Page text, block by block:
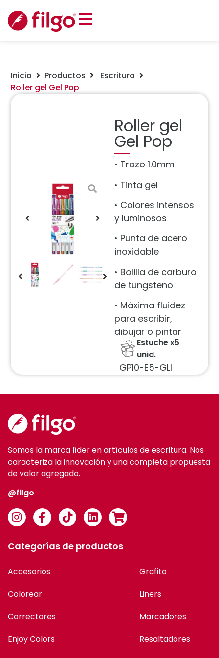
Inicio Productos
Escritura
Roller gel Gel Pop
Roller gel
Gel Pop
• Trazo 1.0mm
• Tinta gel
• Colores intensos
y luminosos
• Punta de acero
inoxidable
• Bolilla de carburo
de tungsteno
• Máxima fluidez
para escribir,
dibujar o pintar
Estuche x5
unid.
GP10-E5-GLI
Somos la marca líder en artículos de escritura. Nos
caracteriza la innovación y una completa propuesta
de valor agregado.
@filgo
Categorías de productos
Accesorios
Colorear
Correctores
Enjoy Colors
Grafito
Liners
Marcadores
Resaltadores